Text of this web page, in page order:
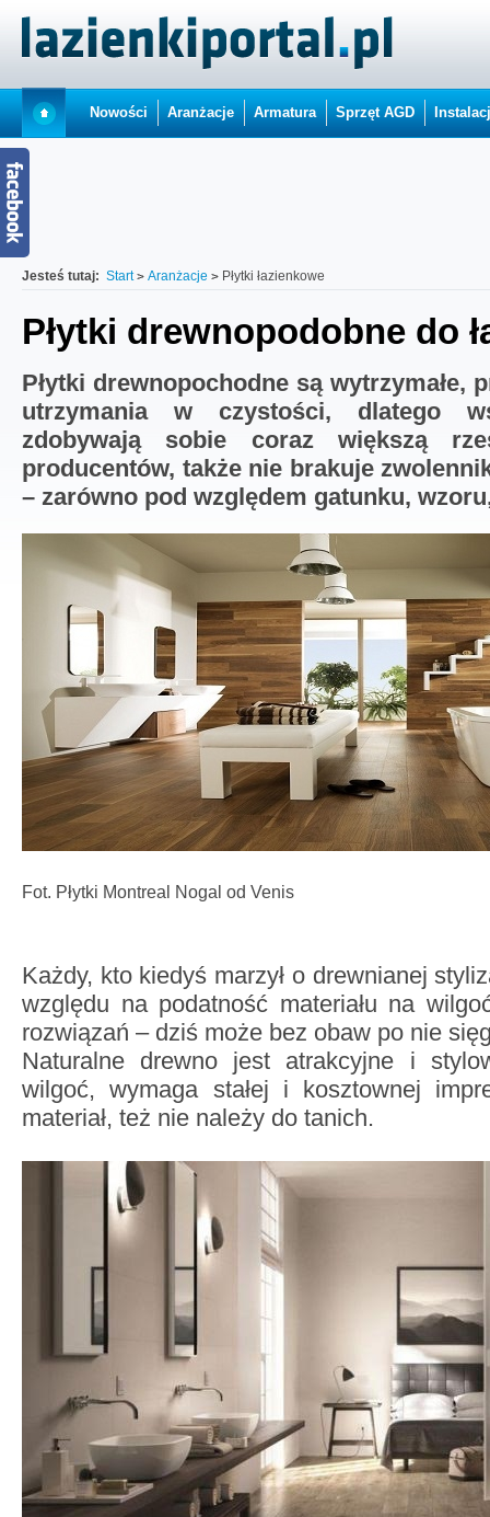
Nowości Aranżacje Armatura Sprzęt AGD
Jesteś tutaj: Start Aranżacje Płytki łazienkowe
Płytki drewnopodobne do
Płytki drewnopochodne są wytrzymałe,
utrzymania w czystości, dlatego
zdobywają sobie coraz większą
producentów, także nie brakuje
– zarówno pod względem gatunku,
Fot. Płytki Montreal Nogal od Venis
Każdy, kto kiedyś marzył o drewnianej
względu na podatność materiału na
rozwiązań – dziś może bez obaw po nie
Naturalne drewno jest atrakcyjne i
wilgoć, wymaga stałej i kosztownej
materiał, też nie należy do tanich.